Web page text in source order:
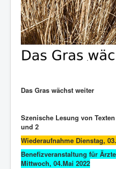
Das Gras wächst weiter
Szenische Lesung von
und 2
Wiederaufnahme Dienstag,
Benefizveranstaltung für
Mittwoch, 04.Mai 2022